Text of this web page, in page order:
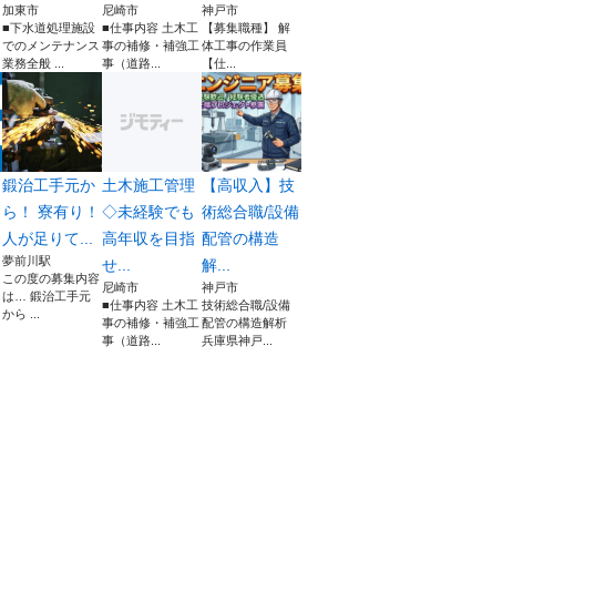
加東市
■下水道処理施設
でのメンテナンス
業務全般 ...
尼崎市
■仕事内容 土木工
事の補修・補強工
事（道路...
神戸市
【募集職種】 解
体工事の作業員
【仕...
鍛治工手元か
ら！ 寮有り！
人が足りて...
夢前川駅
この度の募集内容
は… 鍛治工手元
から ...
土木施工管理
◇未経験でも
高年収を目指
せ...
尼崎市
■仕事内容 土木工
事の補修・補強工
事（道路...
【高収入】技
術総合職/設備
配管の構造
解...
神戸市
技術総合職/設備
配管の構造解析
兵庫県神戸...